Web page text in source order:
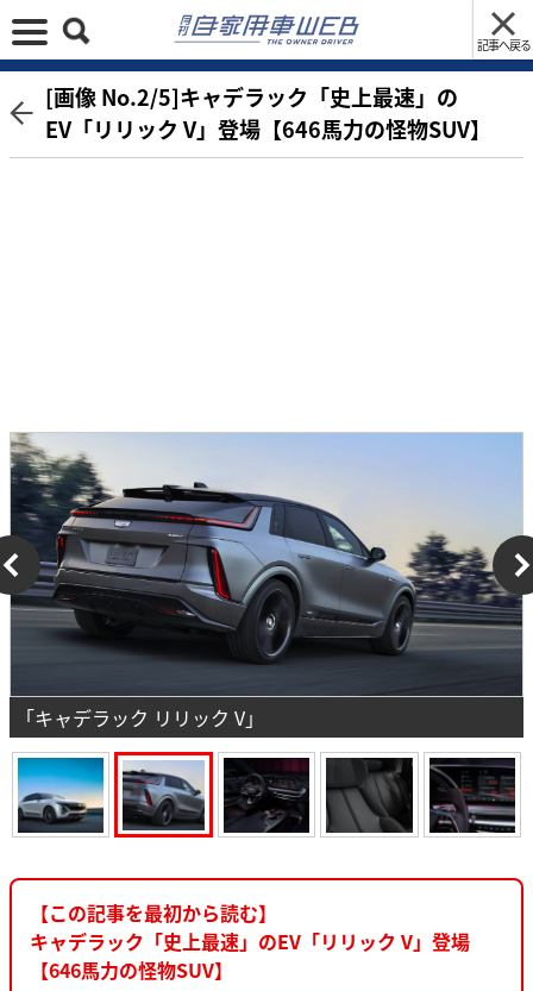
記事へ戻る
[画像 No.2/5]キャデラック「史上最速」の
EV「リリック V」登場【646馬力の怪物SUV】
「キャデラック リリック V」
【この記事を最初から読む】
キャデラック「史上最速」のEV「リリック V」登場
【646馬力の怪物SUV】